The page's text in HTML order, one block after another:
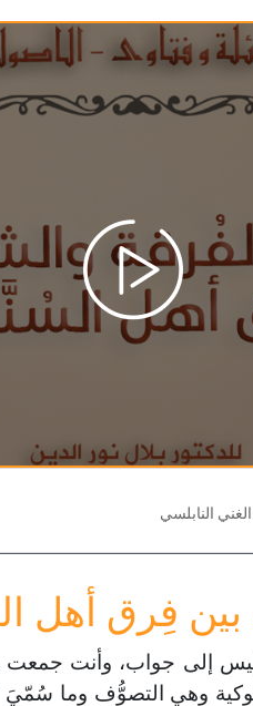
النابلسي
بين فِرق أهل
إلى جواب، وأنت جمعت
وهي التصوُّف وما سُمّيَ